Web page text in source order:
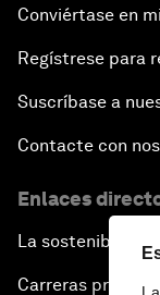
Conviértase en
Regístrese para
Suscríbase a
Contacte con
Enlaces
La sostenibilidad
Carreras